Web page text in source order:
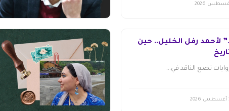
لأحمد رفل الخليل.. حين
تضع الناقد في...